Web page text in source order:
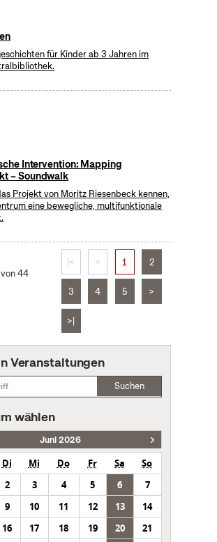
für Kinder ab 3 Jahren im
Intervention: Mapping
– Soundwalk
Projekt von Moritz Riesenbeck kennen,
eine bewegliche, multifunktionale
44
|< < 1 2
3 4 5 >
>|
Veranstaltungen
Suchen
wählen
Juni 2026
Di Mi Do Fr Sa
So
2 3 4 5 6
7
9 10 11 12 13
14
16 17 18 19 20
21